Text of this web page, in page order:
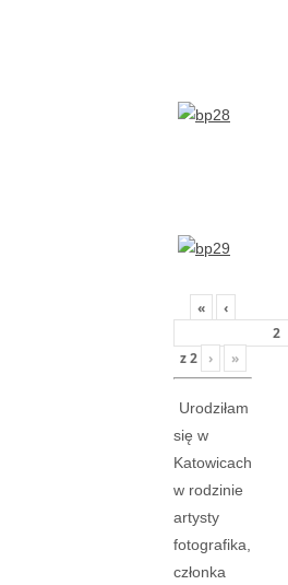
« ‹
z2 › »
Urodziłam
się w
Katowicach
w rodzinie
artysty
fotografika,
członka